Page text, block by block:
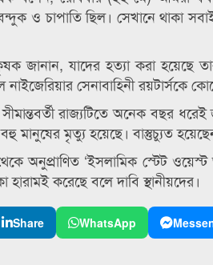
ও চাপাতি ছিল। সেখানে থাকা
জানান, যাদের হত্যা করা হয়েছে
নাইজেরিয়ার সেনাবাহিনী রয়টার্সকে
সীমান্তবর্তী রাজ্যটিতে অনেক বছর
মানুষের মৃত্যু হয়েছে। বাস্তুচ্যুত
অনুপ্রাণিত ‘ইসলামিক স্টেট ওয়েস্ট
করেছে বলে দাবি স্থানীয়দের।
Share WhatsApp